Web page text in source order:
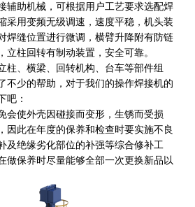
辅助机械，可根据用户工艺要求选配焊
采用变频无级调速，速度平稳，机头装
焊缝位置进行微调，横臂升降附有防链
立柱回转有制动装置，安全可靠。
柱、横梁、回转机构、台车等部件组
不少的帮助，对于我们的操作焊接机的
吧：
会使外壳因碰接而变形，生锈而受损
因此在年度的保养和检查时要实施不良
及绝缘劣化部位的补强等综合修补工
做保养时尽量能够全部一次更换新品以